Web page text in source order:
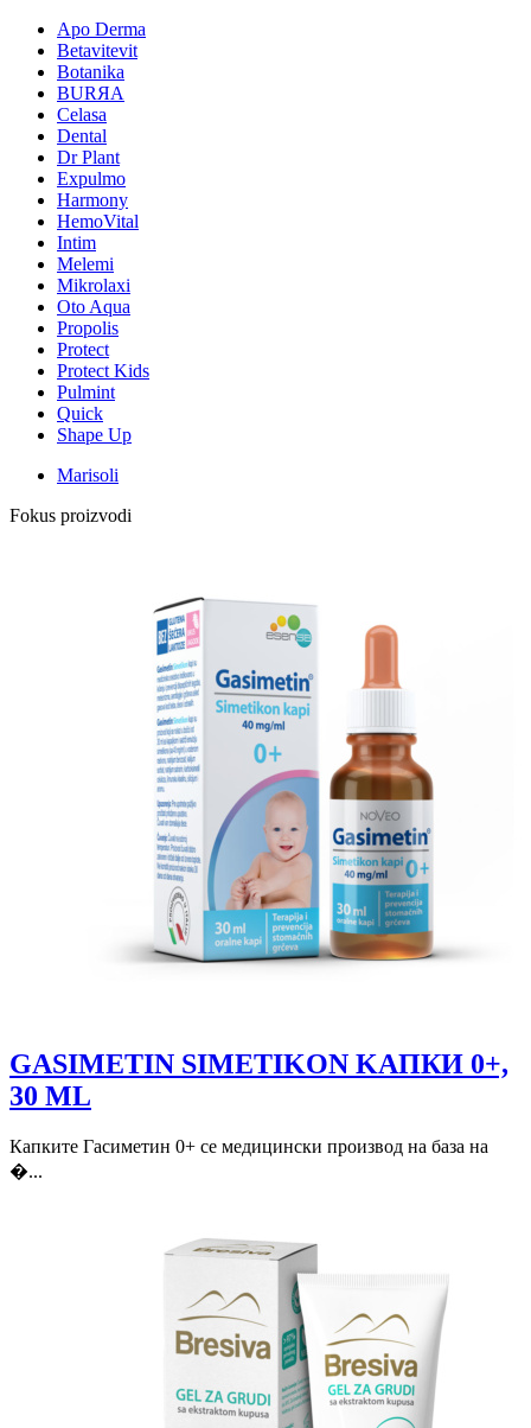
Apo Derma
Betavitevit
Botanika
BURЯA
Celasa
Dental
Dr Plant
Expulmo
Harmony
HemoVital
Intim
Melemi
Mikrolaxi
Oto Aqua
Propolis
Protect
Protect Kids
Pulmint
Quick
Shape Up
Marisoli
Fokus proizvodi
GASIMETIN SIMETIKON KAПКИ 0+,
30 ML
Капките Гасиметин 0+ се медицински производ на база на
�...